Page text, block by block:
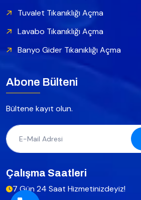
Tuvalet Tıkanıklığı Açma
Lavabo Tıkanıklığı Açma
Banyo Gider Tıkanıklığı Açma
Abone Bülteni
Bültene kayıt olun.
Çalışma Saatleri
7 Gün 24 Saat Hizmetinizdeyiz!